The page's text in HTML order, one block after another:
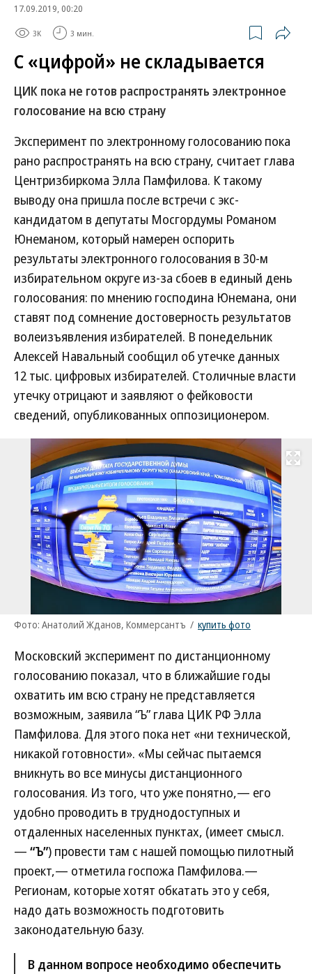
17.09.2019, 00:20
3K 3 мин.
С «цифрой» не складывается
ЦИК пока не готов распространять электронное
голосование на всю страну
Эксперимент по электронному голосованию пока
рано распространять на всю страну, считает глава
Центризбиркома Элла Памфилова. К такому
выводу она пришла после встречи с экс-
кандидатом в депутаты Мосгордумы Романом
Юнеманом, который намерен оспорить
результаты электронного голосования в 30-м
избирательном округе из-за сбоев в единый день
голосования: по мнению господина Юнемана, они
ставят под сомнение достоверность результатов
волеизъявления избирателей. В понедельник
Алексей Навальный сообщил об утечке данных
12 тыс. цифровых избирателей. Столичные власти
утечку отрицают и заявляют о фейковости
сведений, опубликованных оппозиционером.
Развернуть
Фото: Анатолий Жданов, Коммерсантъ / купить фото
Московский эксперимент по дистанционному
голосованию показал, что в ближайшие годы
охватить им всю страну не представляется
возможным, заявила “Ъ” глава ЦИК РФ Элла
Памфилова. Для этого пока нет «ни технической,
никакой готовности». «Мы сейчас пытаемся
вникнуть во все минусы дистанционного
голосования. Из того, что уже понятно,— его
удобно проводить в труднодоступных и
отдаленных населенных пунктах, (имеет смысл.
— “Ъ”) провести там с нашей помощью пилотный
проект,— отметила госпожа Памфилова.—
Регионам, которые хотят обкатать это у себя,
надо дать возможность подготовить
законодательную базу.
В данном вопросе необходимо обеспечить